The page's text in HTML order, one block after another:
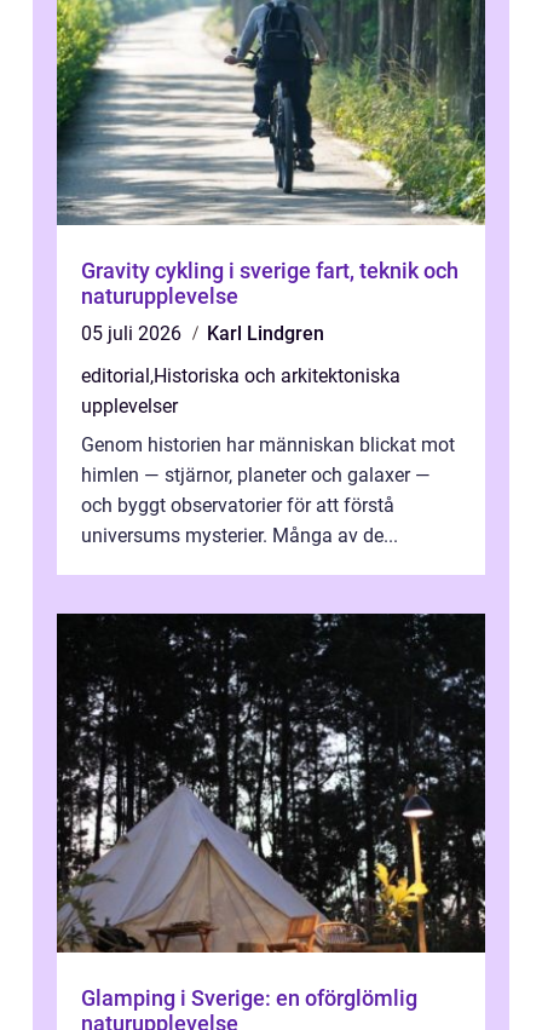
Gravity cykling i sverige fart, teknik och
naturupplevelse
05 juli 2026
Karl Lindgren
editorial,Historiska och arkitektoniska
upplevelser
Genom historien har människan blickat mot
himlen — stjärnor, planeter och galaxer —
och byggt observatorier för att förstå
universums mysterier. Många av de...
Glamping i Sverige: en oförglömlig
naturupplevelse